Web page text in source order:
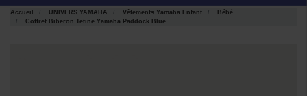
Accueil UNIVERS YAMAHA Vêtements Yamaha Enfant
Bébé
Coffret Biberon Tetine Yamaha Paddock Blue